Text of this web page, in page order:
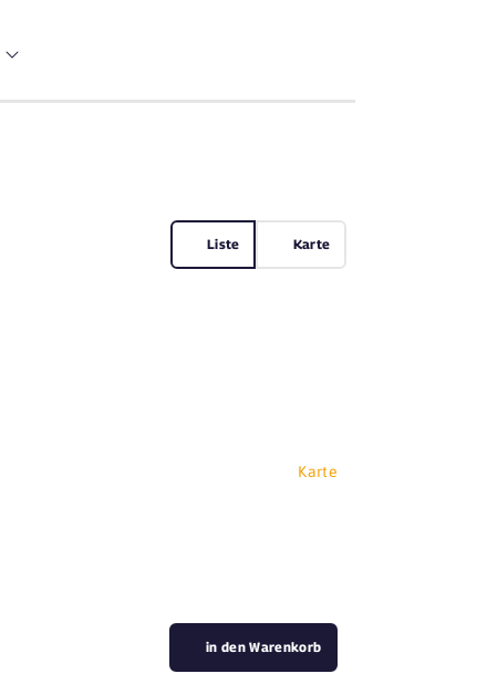
Liste Karte
Karte
in den Warenkorb